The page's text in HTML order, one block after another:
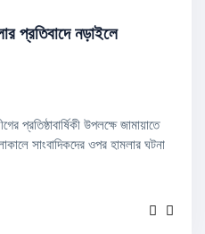
প্রতিবাদে নড়াইলে
প্রতিষ্ঠাবার্ষিকী উপলক্ষে জামায়াতে
সাংবাদিকদের ওপর হামলার ঘটনা